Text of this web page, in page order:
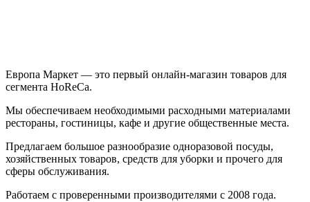
Европа Маркет — это первый онлайн-магазин товаров для
сегмента HoReCa.
Мы обеспечиваем необходимыми расходными материалами
рестораны, гостиницы, кафе и другие общественные места.
Предлагаем большое разнообразие одноразовой посуды,
хозяйственных товаров, средств для уборки и прочего для
сферы обслуживания.
Работаем с проверенными производителями с 2008 года.